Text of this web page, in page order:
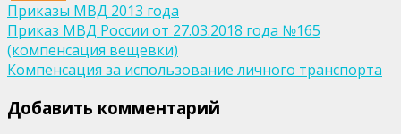
Приказы МВД 2013 года
Навигация
по
записям
Приказ МВД России от 27.03.2018 года №165
(компенсация вещевки)
Компенсация за использование личного транспорта
Добавить комментарий